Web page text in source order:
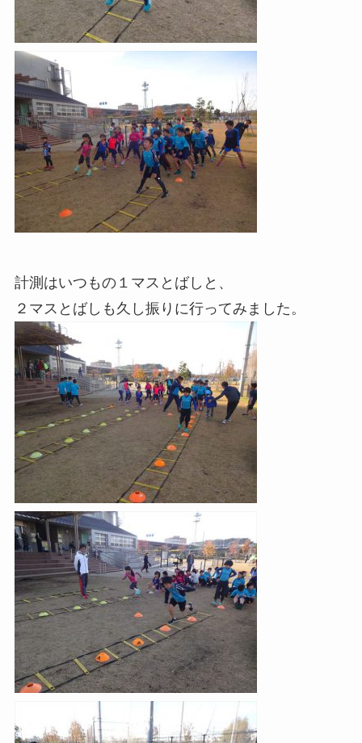
計測はいつもの１マスとばしと、
２マスとばしも久し振りに行ってみました。